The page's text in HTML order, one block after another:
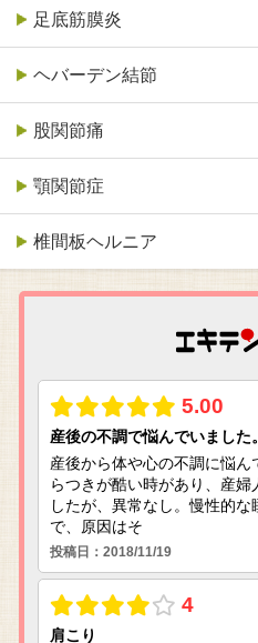
足底筋膜炎
ヘバーデン結節
股関節痛
顎関節症
椎間板ヘルニア